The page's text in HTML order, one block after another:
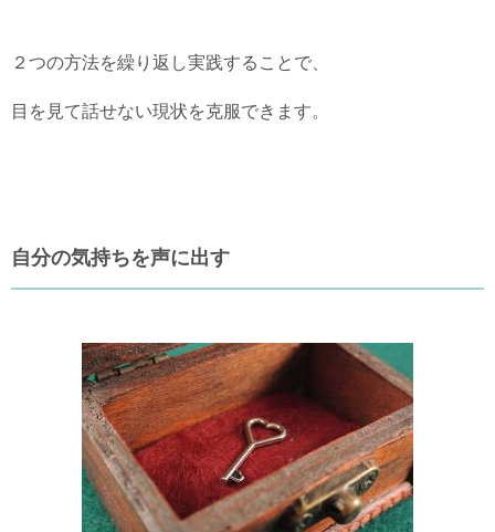
２つの方法を繰り返し実践することで、
目を見て話せない現状を克服できます。
自分の気持ちを声に出す